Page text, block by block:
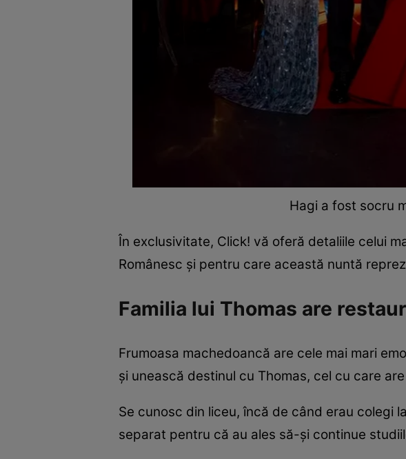
Hagi a fost socru
În exclusivitate, Click! vă oferă detaliile celui
Românesc şi pentru care această nuntă
Familia lui Thomas are
Frumoasa machedoancă are cele mai mari
şi unească destinul cu Thomas, cel cu care
Se cunosc din liceu, încă de când erau colegi
separat pentru că au ales să-şi continue